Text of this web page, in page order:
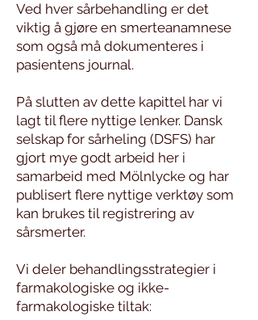
Ved hver sårbehandling er det
viktig å gjøre en smerteanamnese
som også må dokumenteres i
pasientens journal.
På slutten av dette kapittel har vi
lagt til flere nyttige lenker. Dansk
selskap for sårheling (DSFS) har
gjort mye godt arbeid her i
samarbeid med Mölnlycke og har
publisert flere nyttige verktøy som
kan brukes til registrering av
sårsmerter.
Vi deler behandlingsstrategier i
farmakologiske og ikke-
farmakologiske tiltak: